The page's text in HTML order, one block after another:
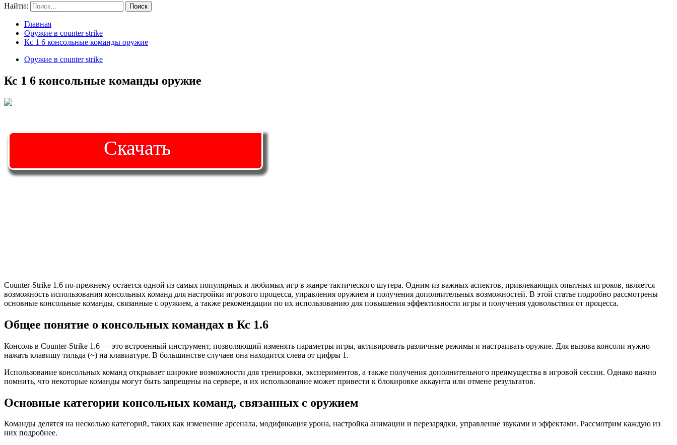
Найти:
Главная
Оружие в counter strike
Кс 1 6 консольные команды оружие
Оружие в counter strike
Кс 1 6 консольные команды оружие
Скачать
Counter-Strike 1.6 по-прежнему остается одной из самых популярных и любимых игр в жанре тактического шутера. Одним из важных аспектов, привлекающих опытных игроков, является
возможность использования консольных команд для настройки игрового процесса, управления оружием и получения дополнительных возможностей. В этой статье подробно рассмотрены
основные консольные команды, связанные с оружием, а также рекомендации по их использованию для повышения эффективности игры и получения удовольствия от процесса.
Общее понятие о консольных командах в Кс 1.6
Консоль в Counter-Strike 1.6 — это встроенный инструмент, позволяющий изменять параметры игры, активировать различные режимы и настраивать оружие. Для вызова консоли нужно
нажать клавишу тильда (~) на клавиатуре. В большинстве случаев она находится слева от цифры 1.
Использование консольных команд открывает широкие возможности для тренировки, экспериментов, а также получения дополнительного преимущества в игровой сессии. Однако важно
помнить, что некоторые команды могут быть запрещены на сервере, и их использование может привести к блокировке аккаунта или отмене результатов.
Основные категории консольных команд, связанных с оружием
Команды делятся на несколько категорий, таких как изменение арсенала, модификация урона, настройка анимации и перезарядки, управление звуками и эффектами. Рассмотрим каждую из
них подробнее.